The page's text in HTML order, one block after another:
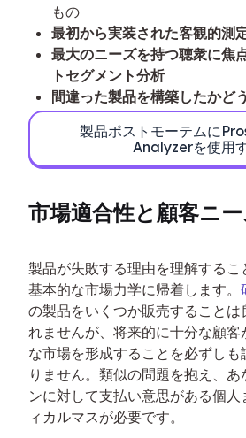
もの
最初から実装された客観的測
最大のニーズを持つ聴衆に焦
トセグメント分析
間違った製品を構築したかど
製品ポストモーテムに
Analyzerを使用
市場適合性と顧客ニ
製品が失敗する理由を理解するこ
基本的な市場力学に帰着します。
の製品をいくつか販売することは
れませんが、将来的に十分な顧
な市場を形成することを必ずし
りません。類似の問題を抱え、あ
ンに対して支払い意思がある個
ィカルマスが必要です。